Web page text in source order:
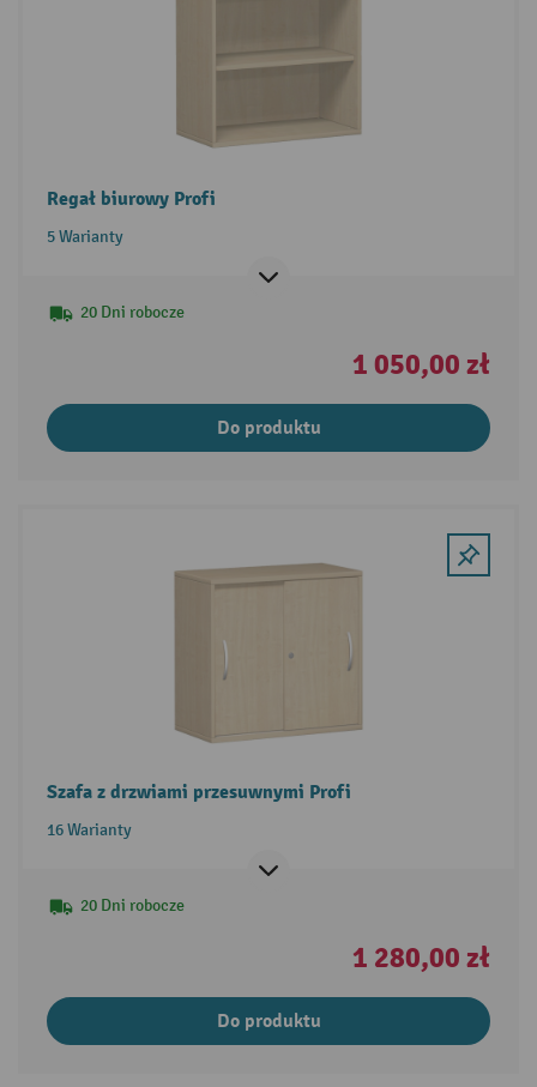
Regał biurowy Profi
5 Warianty
20 Dni robocze
1 050,00 zł
Do produktu
Szafa z drzwiami przesuwnymi Profi
16 Warianty
20 Dni robocze
1 280,00 zł
Do produktu